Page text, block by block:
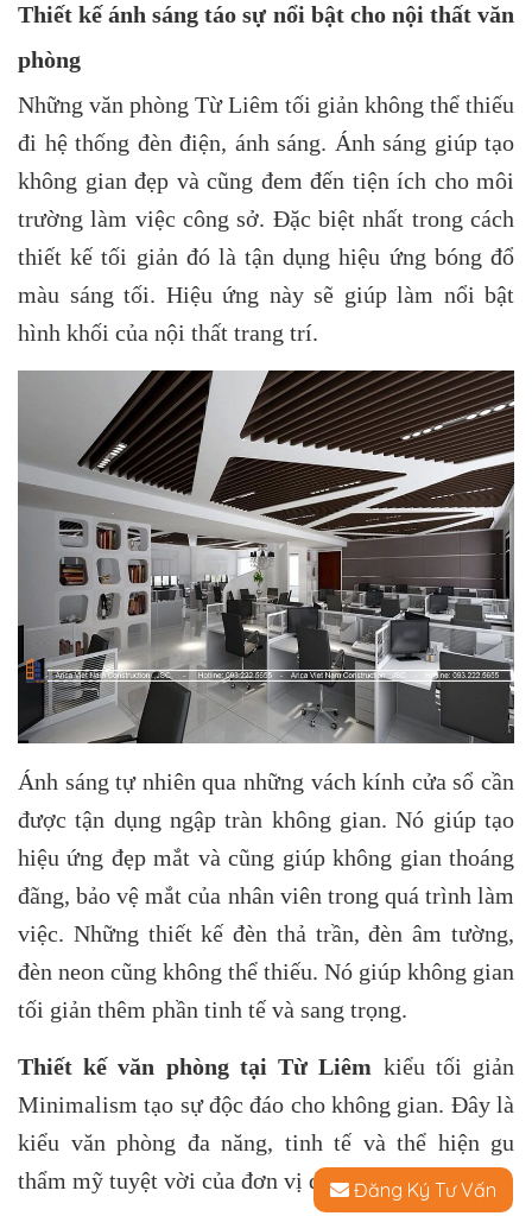
Thiết kế ánh sáng táo sự nổi bật cho nội thất văn
phòng
Những văn phòng Từ Liêm tối giản không thể thiếu
đi hệ thống đèn điện, ánh sáng. Ánh sáng giúp tạo
không gian đẹp và cũng đem đến tiện ích cho môi
trường làm việc công sở. Đặc biệt nhất trong cách
thiết kế tối giản đó là tận dụng hiệu ứng bóng đổ
màu sáng tối. Hiệu ứng này sẽ giúp làm nổi bật
hình khối của nội thất trang trí.
Ánh sáng tự nhiên qua những vách kính cửa sổ cần
được tận dụng ngập tràn không gian. Nó giúp tạo
hiệu ứng đẹp mắt và cũng giúp không gian thoáng
đãng, bảo vệ mắt của nhân viên trong quá trình làm
việc. Những thiết kế đèn thả trần, đèn âm tường,
đèn neon cũng không thể thiếu. Nó giúp không gian
tối giản thêm phần tinh tế và sang trọng.
Thiết kế văn phòng tại Từ Liêm kiểu tối giản
Minimalism tạo sự độc đáo cho không gian. Đây là
kiểu văn phòng đa năng, tinh tế và thể hiện gu
thẩm mỹ tuyệt vời của đơn vị doanh nghiệp.
Đăng Ký Tư Vấn